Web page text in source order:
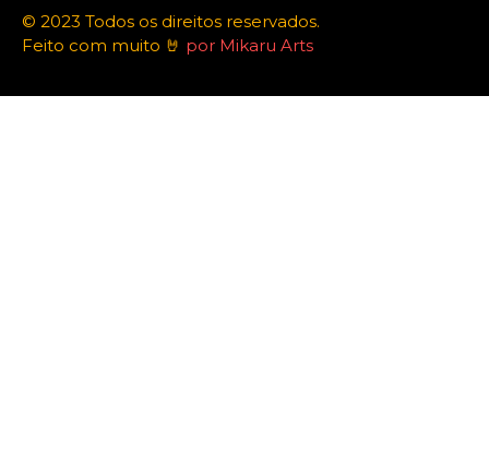
© 2023 Todos os direitos reservados.
Feito com muito 🤘 por Mikaru Arts